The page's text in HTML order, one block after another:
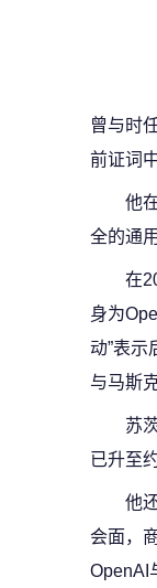
曾与时
前证词
他
全的通
在
身为
动”表示
与马斯
苏
已升至
他
会面，
OpenAI